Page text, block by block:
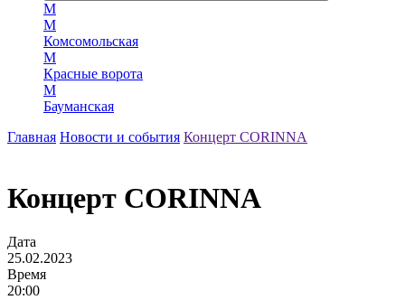
М
М
Комсомольская
М
Красные ворота
М
Бауманская
Главная Новости и события Концерт CORINNA
Концерт CORINNA
Дата
25.02.2023
Время
20:00